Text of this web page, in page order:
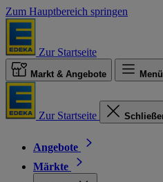
Zum Hauptbereich springen
Zur Startseite
Markt & Angebote Menü
Zur Startseite
Angebote
Märkte